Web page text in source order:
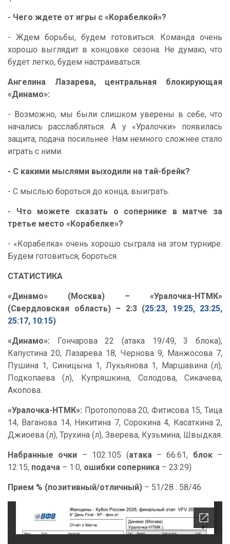
- Чего ждете от игры с «Корабелкой»?
- Ждем борьбы, будем готовиться. Команда очень
хорошо выглядит в концовке сезона. Не думаю, что
будет легко, будем настраиваться.
Ангелина Лазарева, центральная блокирующая
«Динамо»:
- Возможно, мы были слишком уверены в себе, что
начались расслабляться. А у «Уралочки» появилась
защита, подача посильнее. Нам немного сложнее стало
играть с ними.
- С какими мыслями выходили на тай-брейк?
- С мыслью бороться до конца, выиграть.
- Что можете сказать о сопернике в матче за
третье место «Корабелке»?
- «Корабелка» очень хорошо сыграла на этом турнире.
Будем готовиться, бороться.
СТАТИСТИКА
«Динамо» (Москва) – «Уралочка-НТМК»
(Свердловская область) – 2:3 (25:23, 19:25, 23:25,
25:17, 10:15)
«Динамо»: Гончарова 22 (атака 19/49, 3 блока),
Капустина 20, Лазарева 18, Чернова 9, Манжосова 7,
Пушина 1, Синицына 1, Лукьянова 1, Маршавина (л),
Подкопаева (л), Купряшкина, Солодова, Сикачева,
Акопова.
«Уралочка-НТМК»: Протопопова 20, Фитисова 15, Тица
14, Ваганова 14, Никитина 7, Сорокина 4, Касаткина 2,
Джиоева (л), Трухина (л), Зверева, Кузьмина, Швыдкая.
Набранные очки – 102:105 (атака– 66:61, блок–
12:15, подача – 1:0, ошибки соперника – 23:29)
Прием % (позитивный/отличный) – 51/28 : 58/46